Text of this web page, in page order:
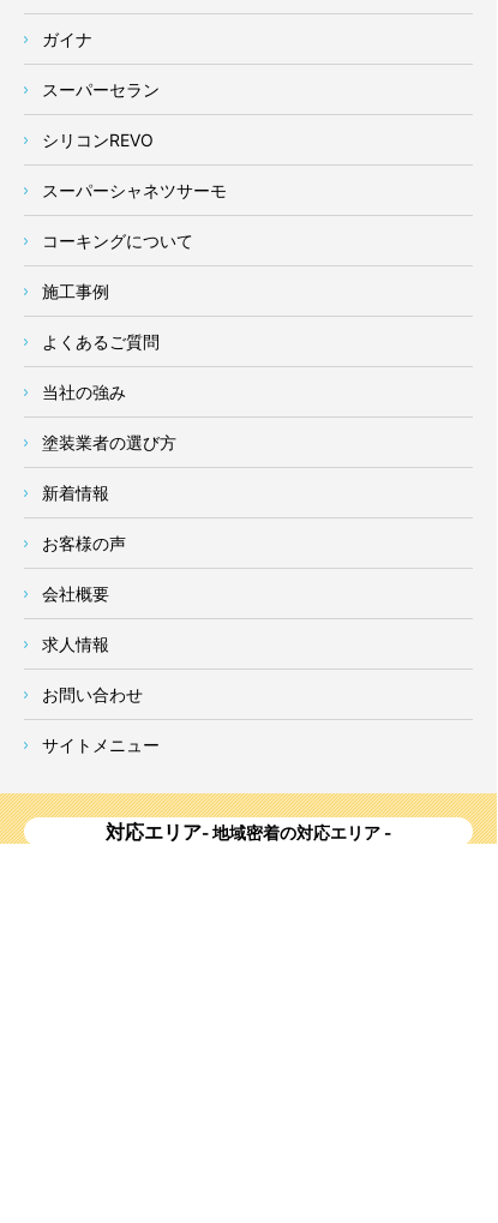
ガイナ
スーパーセラン
シリコンREVO
スーパーシャネツサーモ
コーキングについて
施工事例
よくあるご質問
当社の強み
塗装業者の選び方
新着情報
お客様の声
会社概要
求人情報
お問い合わせ
サイトメニュー
対応エリア- 地域密着の対応エリア -